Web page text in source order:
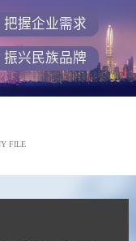
把握企业需求
振兴民族品牌
FILE